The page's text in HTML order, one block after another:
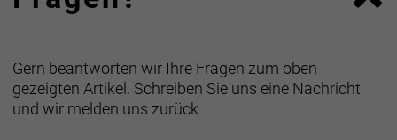
Gern beantworten wir Ihre Fragen zum oben
gezeigten Artikel. Schreiben Sie uns eine Nachricht
und wir melden uns zurück